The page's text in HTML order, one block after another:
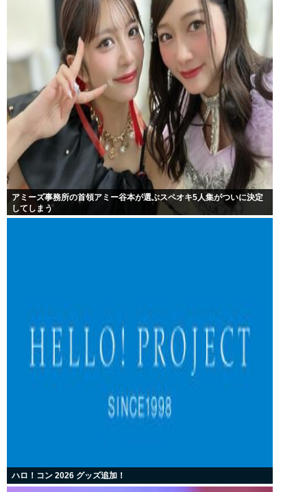
アミーズ事務所の首領アミー谷本が選ぶスペオキ5人集がついに決定
してしまう
ハロ！コン 2026 グッズ追加！